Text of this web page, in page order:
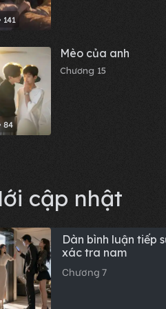
141
84
Mèo của anh
Chương 15
cập nhật
Dàn bình luận tiếp
xác tra nam
Chương 7